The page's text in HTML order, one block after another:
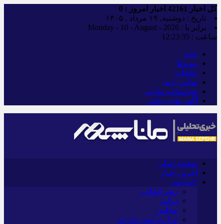
کل اخبار اخبار امروز : 0
تاریخ : دوشنبه, ۱۹ مرداد , ۱۴۰۵
برابر با : Monday - 10 - August - 2026
ساعت : 12:23:36
خانه
پیوندها
تبلیغات
تماس با ما
شناسنامه سایت
آگهی های دولتی
صفحه اصلی
آخرین اخبار
*سیاسی
رهبر انقلاب
دولت
مجلس
وزارت امور خارجه